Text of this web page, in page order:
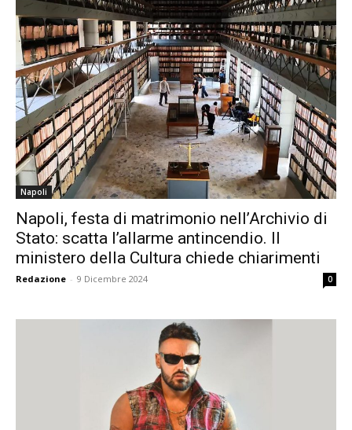
Napoli
Napoli, festa di matrimonio nell’Archivio di
Stato: scatta l’allarme antincendio. Il
ministero della Cultura chiede chiarimenti
Redazione - 9 Dicembre 2024 0